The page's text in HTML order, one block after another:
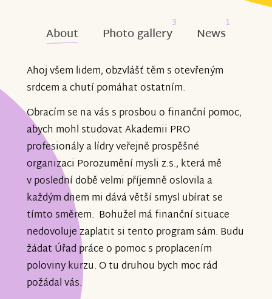
About Photo gallery
3
News
1
Ahoj všem lidem, obzvlášť těm s otevřeným
srdcem a chutí pomáhat ostatním.
Obracím se na vás s prosbou o finanční pomoc,
abych mohl studovat Akademii PRO
profesionály a lídry veřejně prospěšné
organizaci Porozumění mysli z.s., která mě
v poslední době velmi příjemně oslovila a
každým dnem mi dává větší smysl ubírat se
tímto směrem. Bohužel má finanční situace
nedovoluje zaplatit si tento program sám. Budu
žádat Úřad práce o pomoc s proplacením
poloviny kurzu. O tu druhou bych moc rád
požádal vás.